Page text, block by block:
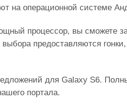
на операционной системе
процессор, вы сможете
предоставляются гонки,
для Galaxy S6.
портала.